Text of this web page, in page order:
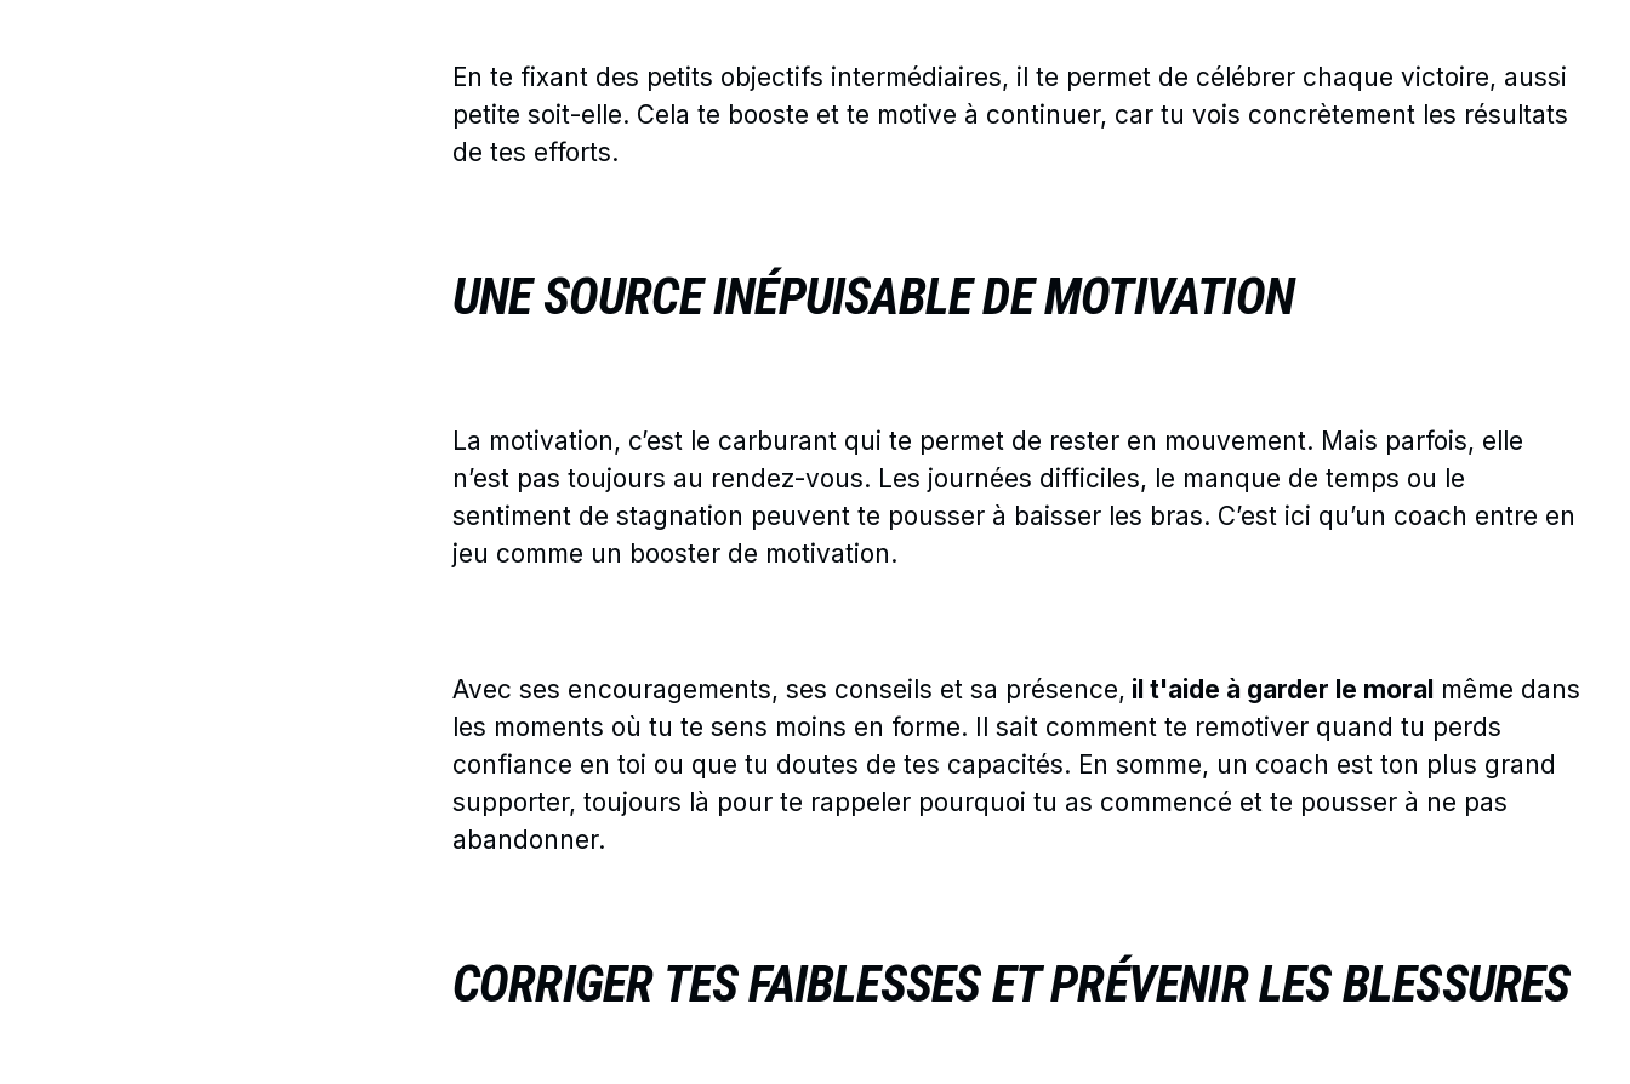
En te fixant des petits objectifs intermédiaires, il te permet de célébrer chaque victoire, aussi
petite soit-elle. Cela te booste et te motive à continuer, car tu vois concrètement les résultats
de tes efforts.
UNE SOURCE INÉPUISABLE DE MOTIVATION
La motivation, c’est le carburant qui te permet de rester en mouvement. Mais parfois, elle
n’est pas toujours au rendez-vous. Les journées difficiles, le manque de temps ou le
sentiment de stagnation peuvent te pousser à baisser les bras. C’est ici qu’un coach entre en
jeu comme un booster de motivation.
Avec ses encouragements, ses conseils et sa présence, il t'aide à garder le moralmême dans
les moments où tu te sens moins en forme. Il sait comment te remotiver quand tu perds
confiance en toi ou que tu doutes de tes capacités. En somme, un coach est ton plus grand
supporter, toujours là pour te rappeler pourquoi tu as commencé et te pousser à ne pas
abandonner.
CORRIGER TES FAIBLESSES ET PRÉVENIR LES BLESSURES